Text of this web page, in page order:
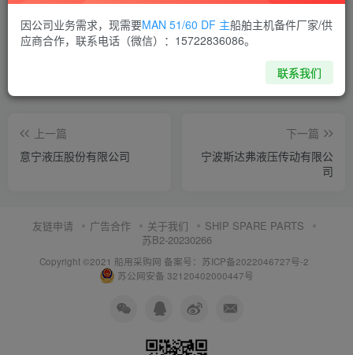
喜欢就支持一下吧
上一篇
意宁液压股份有限公司
下一篇
宁波斯达弗液压传动有限公
司
友链申请 广告合作 关于我们
SHIP SPARE PARTS
苏B2-20230266
Copyright ©2021 船用采购网 备案号：苏ICP备2022046727号-2
苏公网安备 32120402000447号
因公司业务需求，现需要MAN 51/60 DF 主船舶主机备件厂家/供
应商合作，联系电话（微信）：15722836086。
联系我们